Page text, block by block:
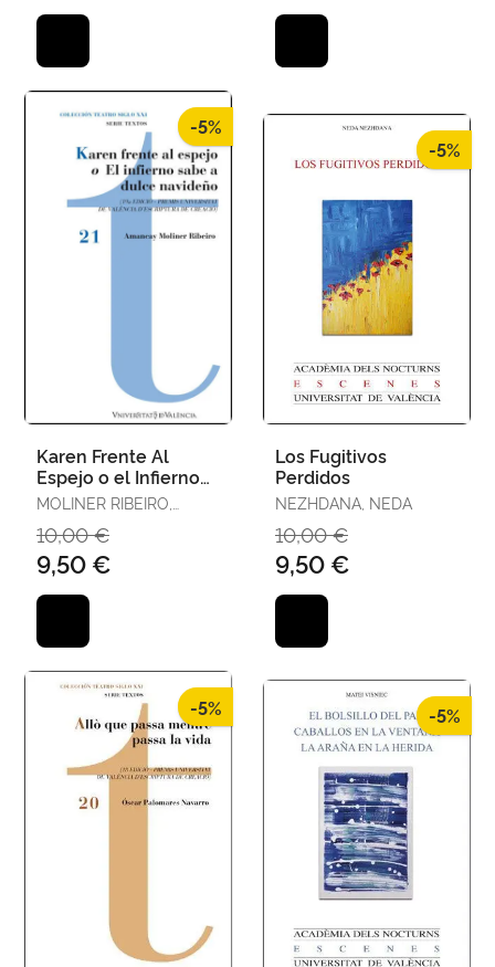
-5%
Karen Frente Al
Espejo o el Infierno
Sabe a Dulce
MOLINER RIBEIRO,
10,00 €
9,50 €
-5%
Los Fugitivos
Perdidos
NEZHDANA, NEDA
10,00 €
9,50 €
-5% -5%